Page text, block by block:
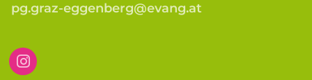
pg.graz-eggenberg@evang.at